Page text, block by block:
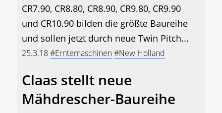
CR7.90, CR8.80, CR8.90, CR9.80, CR9.90
und CR10.90 bilden die größte Baureihe
und sollen jetzt durch neue Twin Pitch...
25.3.18#Erntemaschinen#New Holland
Claas stellt neue
Mähdrescher-Baureihe